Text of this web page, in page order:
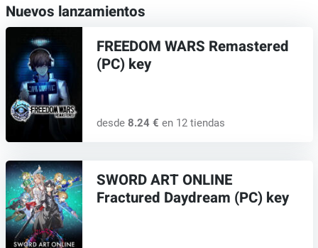
Nuevos lanzamientos
FREEDOM WARS Remastered
(PC) key
desde 8.24 € en 12 tiendas
SWORD ART ONLINE
Fractured Daydream (PC) key